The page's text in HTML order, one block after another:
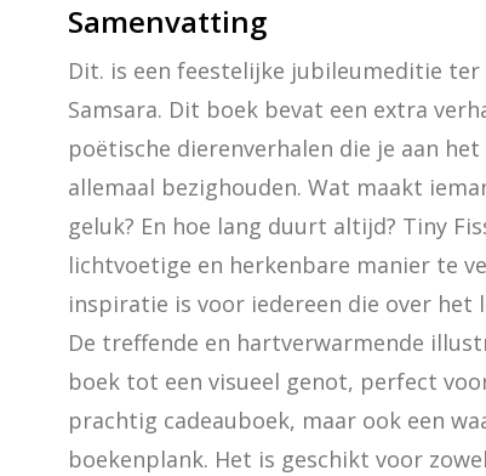
Samenvatting
Dit. is een feestelijke jubileumeditie
Samsara. Dit boek bevat een extra
poëtische dierenverhalen die je aan
allemaal bezighouden. Wat maakt
geluk? En hoe lang duurt altijd? Tiny
lichtvoetige en herkenbare manier te
inspiratie is voor iedereen die over het
De treffende en hartverwarmende
boek tot een visueel genot, perfect
prachtig cadeauboek, maar ook een
boekenplank. Het is geschikt voor